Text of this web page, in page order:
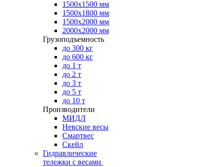
1500х1500 мм
1500х1800 мм
1500х2000 мм
2000х2000 мм
Грузоподъемность
до 300 кг
до 600 кг
до 1 т
до 2 т
до 3 т
до 5 т
до 10 т
Производители
МИДЛ
Невские весы
Смартвес
Скейл
Гидравлические
тележки с весами